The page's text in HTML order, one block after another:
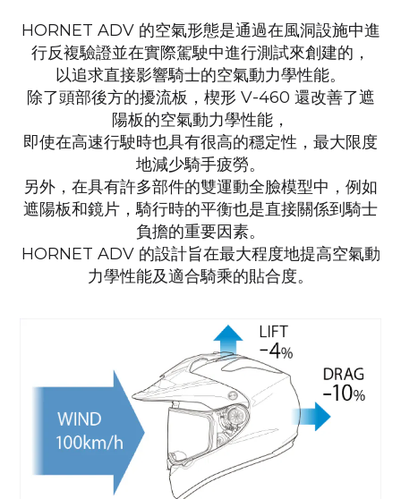
HORNET ADV 的空氣形態是通過在風洞設施中進
行反複驗證並在實際駕駛中進行測試來創建的，
以追求直接影響騎士的空氣動力學性能。
除了頭部後方的擾流板， 楔形 V-460 還改善了遮
陽板的空氣動力學性能，
即使在高速行駛時也具有很高的穩定性 ， 最大限度
地減少騎手疲勞。
另外，在具有許多部件的雙運動全臉模型中，例如
遮陽板和鏡片，騎行時的平衡也是直接關係到騎士
負擔的重要因素。
HORNET ADV 的設計旨在最大程度地提高空氣動
力學性能及適合騎乘的貼合度。